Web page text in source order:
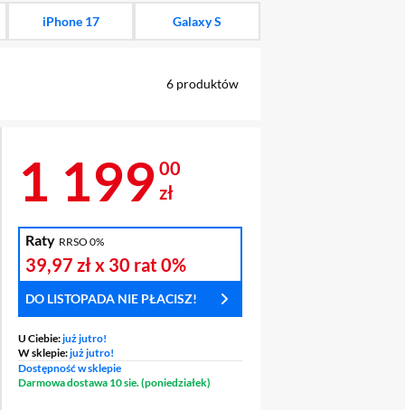
iPhone 17 Galaxy S
6 produktów
Cena 1 199 zł
1 199 00
zł
Raty RRSO 0%
39,97 złx 30 rat0%
DO LISTOPADA NIE PŁACISZ!
U Ciebie:już jutro!
W sklepie:już jutro!
Dostępność w sklepie
Darmowa dostawa 10 sie. (poniedziałek)